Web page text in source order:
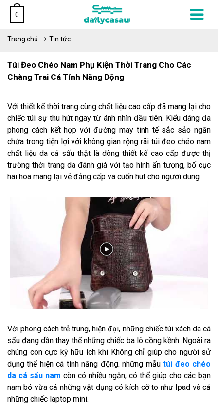
0
Trang chủ Tin tức
Túi Đeo Chéo Nam Phụ Kiện Thời Trang Cho Các
Chàng Trai Cá Tính Năng Động
Với thiết kế thời trang cùng chất liệu cao cấp đã mang lại cho
chiếc túi sự thu hút ngay từ ánh nhìn đầu tiên. Kiểu dáng đa
phong cách kết hợp với đường may tinh tế sắc sảo ngăn
chứa trong tiện lợi với không gian rộng rãi túi đeo chéo nam
chất liệu da cá sấu thật là dòng thiết kế cao cấp được thị
trường thời trang da đánh giá với tạo hình ấn tượng, bố cục
hài hòa mang lại vẻ đẳng cấp và cuốn hút cho người dùng.
Với phong cách trẻ trung, hiện đại, những chiếc túi xách da cá
sấu đang dần thay thế những chiếc ba lô cồng kềnh. Ngoài ra
chúng còn cực kỳ hữu ích khi Không chỉ giúp cho người sử
dụng thể hiện cá tính năng động, những mẫutúi đeo chéo
da cá sấu nam còn có nhiều ngăn, có thể giúp cho các bạn
nam bỏ vừa cả những vật dụng có kích cỡ to như Ipad và cả
những chiếc laptop mini.